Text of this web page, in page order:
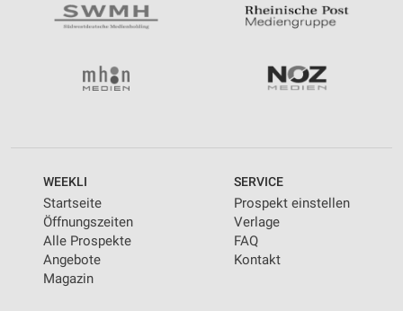
WEEKLI
Startseite
Öffnungszeiten
Alle Prospekte
Angebote
Magazin
SERVICE
Prospekt einstellen
Verlage
FAQ
Kontakt